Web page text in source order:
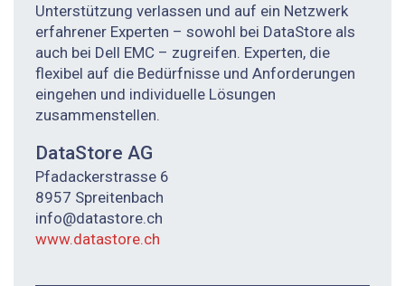
Unterstützung verlassen und auf ein Netzwerk
erfahrener Experten – sowohl bei DataStore als
auch bei Dell EMC – zugreifen. Experten, die
flexibel auf die Bedürfnisse und Anforderungen
eingehen und individuelle Lösungen
zusammenstellen.
DataStore AG
Pfadackerstrasse 6
8957 Spreitenbach
info@datastore.ch
www.datastore.ch